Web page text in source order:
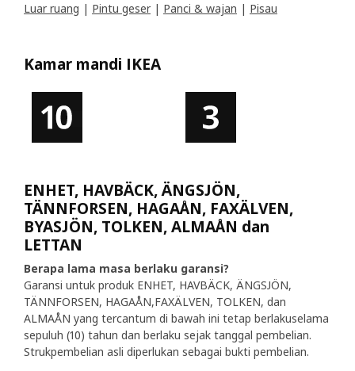
Luar ruang | Pintu geser | Panci & wajan | Pisau
Kamar mandi IKEA
ENHET, HAVBÄCK, ÄNGSJÖN,
TÄNNFORSEN, HAGAÅN, FAXÄLVEN,
BYASJÖN, TOLKEN, ALMAÅN dan
LETTAN
Berapa lama masa berlaku garansi?
Garansi untuk produk ENHET, HAVBÄCK, ÄNGSJÖN,
TÄNNFORSEN, HAGAÅN,FAXÄLVEN, TOLKEN, dan
ALMAÅN yang tercantum di bawah ini tetap berlakuselama
sepuluh (10) tahun dan berlaku sejak tanggal pembelian.
Strukpembelian asli diperlukan sebagai bukti pembelian.